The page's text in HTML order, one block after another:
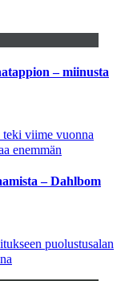
– miinusta
viime vuonna
enemmän
– Dahlbom
puolustusalan